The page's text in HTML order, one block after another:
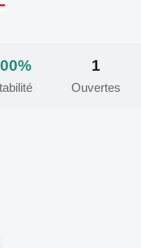
1
Ouvertes